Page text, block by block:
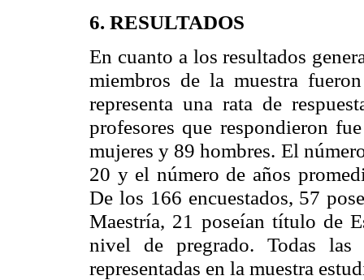
6. RESULTADOS
En cuanto a los resultados
miembros de la muestra
representa una rata de
profesores que respondieron
mujeres y 89 hombres. El
20 y el número de años
De los 166 encuestados, 57
Maestría, 21 poseían título de
nivel de pregrado. Todas las
representadas en la muestra